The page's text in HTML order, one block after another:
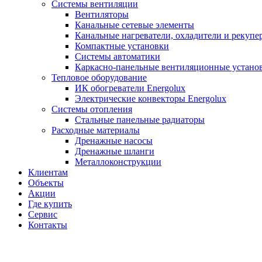
Системы вентиляции
Вентиляторы
Канальные сетевые элементы
Канальные нагреватели, охладители и
Компактные установки
Системы автоматики
Каркасно-панельные вентиляционные
Тепловое оборудование
ИК обогреватели Energolux
Электрические конвекторы Energolux
Системы отопления
Стальные панельные радиаторы
Расходные материалы
Дренажные насосы
Дренажные шланги
Металлоконструкции
Клиентам
Объекты
Акции
Где купить
Сервис
Контакты